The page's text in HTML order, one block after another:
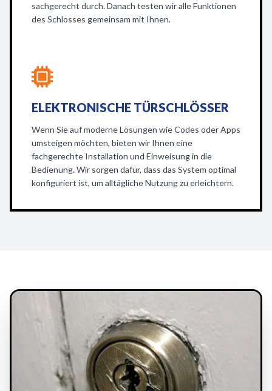
sachgerecht durch. Danach testen wir alle Funktionen
des Schlosses gemeinsam mit Ihnen.
ELEKTRONISCHE TÜRSCHLÖSSER
Wenn Sie auf moderne Lösungen wie Codes oder Apps
umsteigen möchten, bieten wir Ihnen eine
fachgerechte Installation und Einweisung in die
Bedienung. Wir sorgen dafür, dass das System optimal
konfiguriert ist, um alltägliche Nutzung zu erleichtern.